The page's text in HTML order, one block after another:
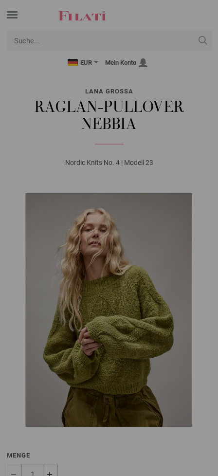
EUR Mein Konto
LANA GROSSA
RAGLAN-PULLOVER
NEBBIA
Nordic Knits No. 4 | Modell 23
MENGE